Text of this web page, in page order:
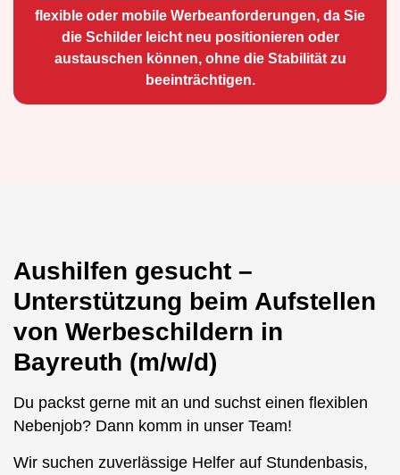
flexible oder mobile Werbean­forderungen, da Sie
die Schilder leicht neu positio­nieren oder
austauschen können, ohne die Stabilität zu
beeinträchtigen.
Aushilfen gesucht –
Unterstützung beim Aufstellen
von Werbeschildern in
Bayreuth (m/w/d)
Du packst gerne mit an und suchst einen flexiblen
Nebenjob? Dann komm in unser Team!
Wir suchen zuverlässige Helfer auf Stundenbasis,